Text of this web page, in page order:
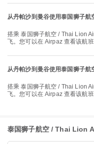
从丹帕沙到曼谷使用泰国狮子
搭乘 泰国狮子航空 / Thai Lion Air 从 丹帕沙 前往 曼谷 的最早航班于 13:15 起
飞。您可以在 Airpaz 查看该航
从丹帕沙到曼谷使用泰国狮子
搭乘 泰国狮子航空 / Thai Lion Air 从 丹帕沙 前往 曼谷 的最晚航班于 18:15 起
飞。您可以在 Airpaz 查看该航
泰国狮子航空 / Thai Lion